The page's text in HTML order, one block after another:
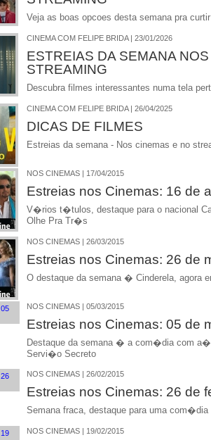
Veja as boas opcoes desta semana pra
CINEMA COM FELIPE BRIDA | 23/01/2026
ESTREIAS DA SEMANA
STREAMING
Descubra filmes interessantes numa tela
CINEMA COM FELIPE BRIDA | 26/04/2025
DICAS DE FILMES
Estreias da semana - Nos cinemas e no
NOS CINEMAS | 17/04/2015
Estreias nos Cinemas: 16 de
V�rios t�tulos, destaque para o nacional
Olhe Pra Tr�s
NOS CINEMAS | 26/03/2015
Estreias nos Cinemas: 26 de
O destaque da semana � Cinderela, agora
NOS CINEMAS | 05/03/2015
Estreias nos Cinemas: 05 de
Destaque da semana � a com�dia com
Servi�o Secreto
NOS CINEMAS | 26/02/2015
Estreias nos Cinemas: 26 de
Semana fraca, destaque para uma com�dia
NOS CINEMAS | 19/02/2015